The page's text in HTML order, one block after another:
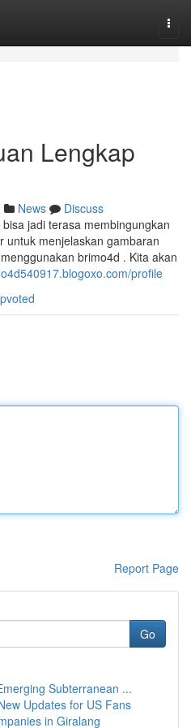
Lengkap
News
Discuss
jadi terasa membingungkan
untuk menjelaskan gambaran
brimo4d . Kita akan
profile
Report Page
Go
Subterranean ...
Updates for US Fans
in Giralang